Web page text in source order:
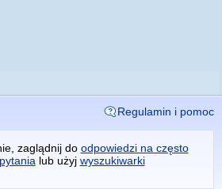
Regulamin i pomoc
zaglądnij do odpowiedzi na często
lub użyj wyszukiwarki